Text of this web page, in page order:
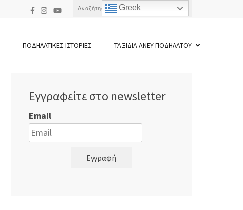
Αναζήτηση
ΠΟΔΗΛΑΤΙΚΕΣ ΙΣΤΟΡΙΕΣ ΤΑΞΙΔΙΑ ΑΝΕΥ ΠΟΔΗΛΑΤΟΥ
Εγγραφείτε στο newsletter
Email
Εγγραφή
Greek